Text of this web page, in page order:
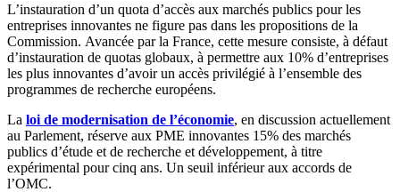
L’instauration d’un quota d’accès aux marchés publics pour les
entreprises innovantes ne figure pas dans les propositions de la
Commission. Avancée par la France, cette mesure consiste, à défaut
d’instauration de quotas globaux, à permettre aux 10% d’entreprises
les plus innovantes d’avoir un accès privilégié à l’ensemble des
programmes de recherche européens.
La loi de modernisation de l’économie, en discussion actuellement
au Parlement, réserve aux PME innovantes 15% des marchés
publics d’étude et de recherche et développement, à titre
expérimental pour cinq ans. Un seuil inférieur aux accords de
l’OMC.